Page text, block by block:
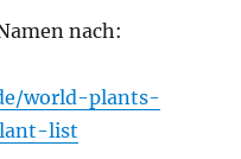
nach:
world-plants-
list